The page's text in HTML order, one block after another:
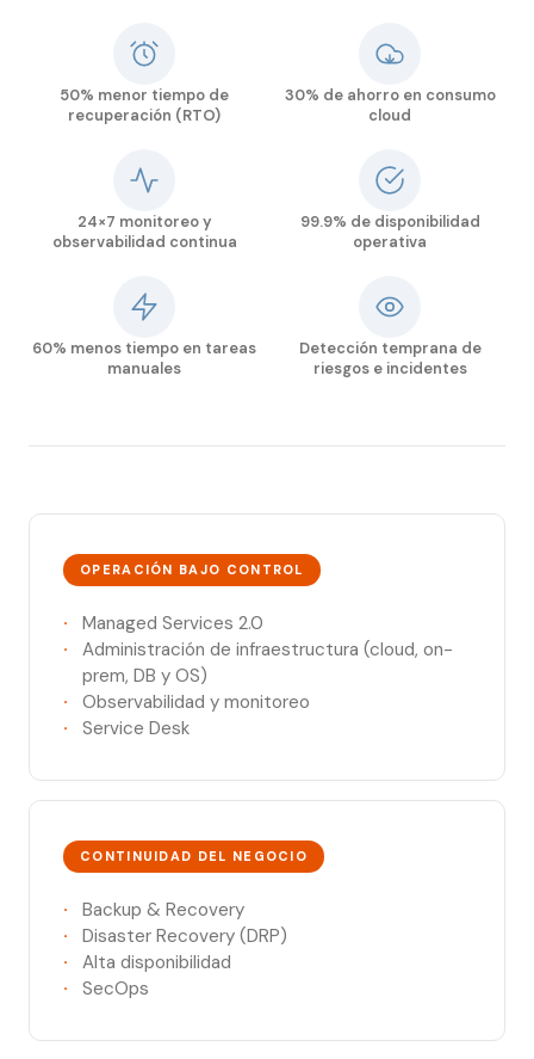
50% menor tiempo de
recuperación (RTO)
30% de ahorro en consumo
cloud
24×7 monitoreo y
observabilidad continua
99.9% de disponibilidad
operativa
60% menos tiempo en tareas
manuales
Detección temprana de
riesgos e incidentes
OPERACIÓN BAJO CONTROL
Managed Services 2.0
Administración de infraestructura (cloud, on-
prem, DB y OS)
Observabilidad y monitoreo
Service Desk
CONTINUIDAD DEL NEGOCIO
Backup & Recovery
Disaster Recovery (DRP)
Alta disponibilidad
SecOps